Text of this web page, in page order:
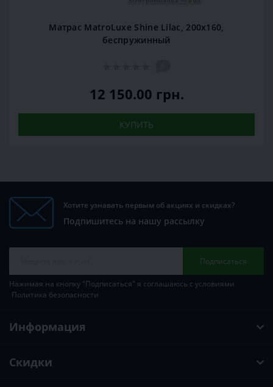
Матрас MatroLuxe Shine Lilac, 200x160,
беспружинный
12 150.00 грн.
КУПИТЬ
Хотите узнавать первым об акциях и скидках?
Подпишитесь на нашу рассылку
Подписаться
Нажимая на кнопку "Подписаться" я соглашаюсь с условиями
Политика безопасности
Информация
Скидки